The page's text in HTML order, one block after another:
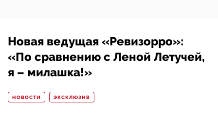
Новая ведущая «Ревизорро»:
«По сравнению с Леной Летучей,
я – милашка!»
НОВОСТИ ЭКСКЛЮЗИВ